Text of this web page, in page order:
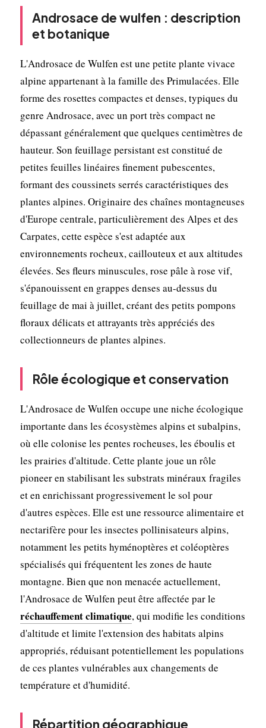
Androsace de wulfen : description
et botanique
L'Androsace de Wulfen est une petite plante vivace
alpine appartenant à la famille des Primulacées. Elle
forme des rosettes compactes et denses, typiques du
genre Androsace, avec un port très compact ne
dépassant généralement que quelques centimètres de
hauteur. Son feuillage persistant est constitué de
petites feuilles linéaires finement pubescentes,
formant des coussinets serrés caractéristiques des
plantes alpines. Originaire des chaînes montagneuses
d'Europe centrale, particulièrement des Alpes et des
Carpates, cette espèce s'est adaptée aux
environnements rocheux, caillouteux et aux altitudes
élevées. Ses fleurs minuscules, rose pâle à rose vif,
s'épanouissent en grappes denses au-dessus du
feuillage de mai à juillet, créant des petits pompons
floraux délicats et attrayants très appréciés des
collectionneurs de plantes alpines.
Rôle écologique et conservation
L'Androsace de Wulfen occupe une niche écologique
importante dans les écosystèmes alpins et subalpins,
où elle colonise les pentes rocheuses, les éboulis et
les prairies d'altitude. Cette plante joue un rôle
pioneer en stabilisant les substrats minéraux fragiles
et en enrichissant progressivement le sol pour
d'autres espèces. Elle est une ressource alimentaire et
nectarifère pour les insectes pollinisateurs alpins,
notamment les petits hyménoptères et coléoptères
spécialisés qui fréquentent les zones de haute
montagne. Bien que non menacée actuellement,
l'Androsace de Wulfen peut être affectée par le
réchauffement climatique, qui modifie les conditions
d'altitude et limite l'extension des habitats alpins
appropriés, réduisant potentiellement les populations
de ces plantes vulnérables aux changements de
température et d'humidité.
Répartition géographique